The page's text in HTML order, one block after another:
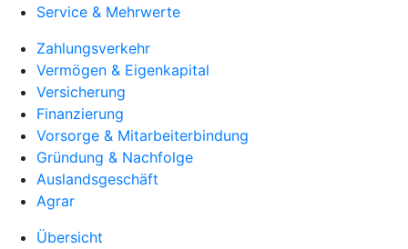
Service & Mehrwerte
Zahlungsverkehr
Vermögen & Eigenkapital
Versicherung
Finanzierung
Vorsorge & Mitarbeiterbindung
Gründung & Nachfolge
Auslandsgeschäft
Agrar
Übersicht